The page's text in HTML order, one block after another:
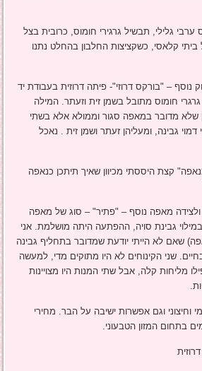
גלילי, תבשיל גרגירי חומוס, כרובית בצל
ביתי קלאסי, כשקציצות החלבון בהחלט נתנו
נוסף – "בורקס דרוזי"- פיתה דרוזית בעבודת יד
חומוס מתובל בשמן זית וזעתר. המילה
שלא מדובר במאפה סגור וממולא אלא בשתי
דמוי גבינה, ומעליהן זעתר ושמן זית . נאכל
קצת היססתי מכיוון שאיך תיתכן כנאפה
מאפה נוסף – "פתיר" – סוג של מאפה
גבינת סויה, ההפתעה היתה מושלמת. אני
שאם לא הייתי יודעת שמדובר בתחליף גבינה
שני הקינוחים לא היו מתוקים מדי, למעשה
מליחות קלה, אבל שתי המנות היו מצויינות
וחיצוני וגם אפשרות ישיבה על הבר. מחירי
בתחום המזון הטבעוני.